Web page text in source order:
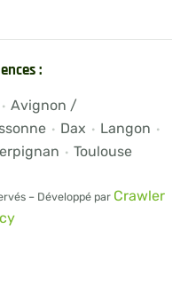
:
· Avignon /
· Dax · Langon ·
· Toulouse
– Développé par Crawler